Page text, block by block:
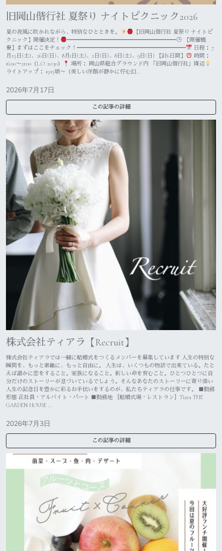
旧岡山偕行社 夏祭り ナイトピクニック2026
夏の夜風に吹かれながら、特別なひとときを。
【旧岡山偕行社 夏祭り ナイトピ
クニック】開催決定！
━━━━━━━━━━━━━━━━━━━━
【開催概
要】まずはここをチェック！━━━━━━━━━━━━━━━━━━━━
日程： 7
月25日(土)、26日(日)、8月1日(土)、2日(日)、8日(土)、9日(日) 【計6日間】
時間：
16:00〜21:00（L.O. 20:30）
場所： 岡山県総合グラウンド内 「旧岡山偕行社」周辺
ライトアップ： 19:15頃〜（美しい洋館が静かに佇む幻…
2026年7月17日
この記事の詳細
株式会社ティアラ【Recruit】
株式会社ティアラでは一緒に結婚式をつくるメンバーを募集しています 人生の特別な
瞬間を、もっと素敵に、もっと自由に。 人生は、いくつもの物語で出来ている。たと
えば誰かに恋をすること。家族になること。新しい命を育むこと。ひとつひとつに自
分だけのストーリーが息づいているでしょう。そんなあなたのストーリーに寄り添い
人生の記念日を豊かに彩るお手伝いをするのが、私たちティアラの仕事です。 ■勤務
形態 正社員・アルバイト・パート ■勤務地 ［結婚式場・レストラン］Tiara THE
GARDEN HOUSE …
2026年7月3日
この記事の詳細